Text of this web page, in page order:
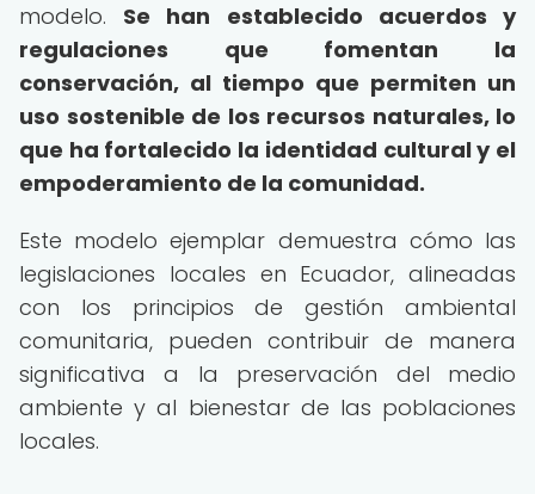
modelo. Se han establecido acuerdos y
regulaciones que fomentan la
conservación, al tiempo que permiten un
uso sostenible de los recursos naturales, lo
que ha fortalecido la identidad cultural y el
empoderamiento de la comunidad.
Este modelo ejemplar demuestra cómo las
legislaciones locales en Ecuador, alineadas
con los principios de gestión ambiental
comunitaria, pueden contribuir de manera
significativa a la preservación del medio
ambiente y al bienestar de las poblaciones
locales.